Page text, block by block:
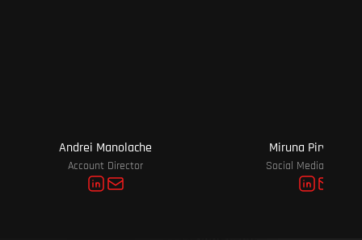
Andrei Manolache
Account Director
Miruna
Social Media